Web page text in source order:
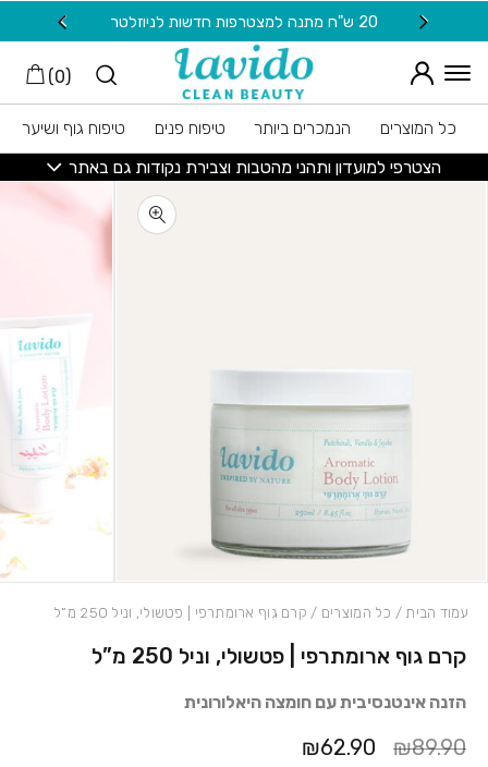
Skip to Content
20 ש"ח מתנה למצטרפות חדשות לניוזלטר
(
0
)
כל המוצרים הנמכרים ביותר טיפוח פנים
טיפוח גוף ושיער
הצטרפי למועדון ותהני מהטבות וצבירת נקודות גם באתר
קרם גוף ארומתרפי | פטשולי, וניל 250 מ”ל
הזנה אינטנסיבית עם חומצה היאלורונית
₪89.90
₪62.90
כמות קרם גוף ארומתרפי | פטשולי, וניל 250 מ"ל
עמוד הבית / כל המוצרים / קרם גוף ארומתרפי | פטשולי, וניל 250 מ”ל
בחזרה למעלה